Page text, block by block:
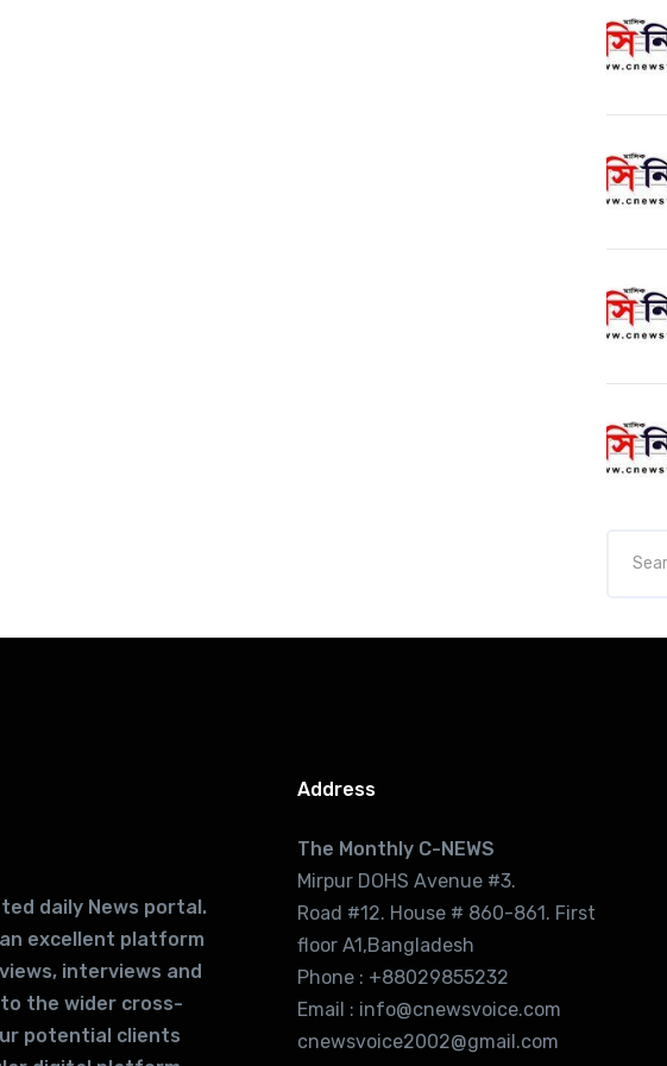
daily News portal.
an excellent platform
interviews and
the wider cross-
potential clients
Address
The Monthly C-NEWS
Mirpur DOHS Avenue #3.
Road #12. House # 860-861. First
floor A1,Bangladesh
Phone : +88029855232
Email : info@cnewsvoice.com
cnewsvoice2002@gmail.com